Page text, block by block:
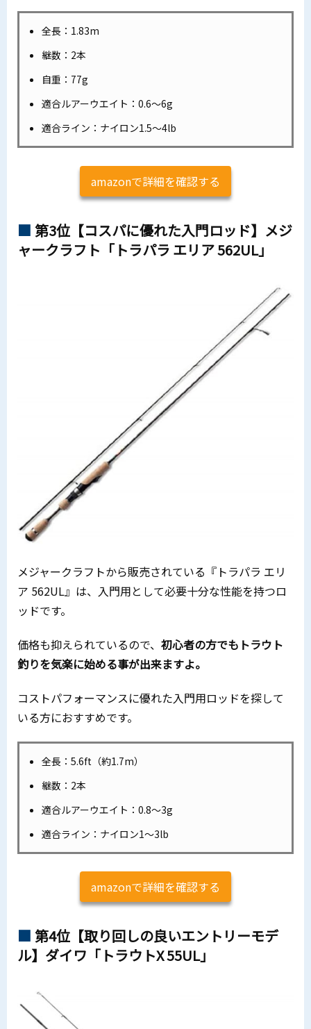
全長：1.83m
継数：2本
自重：77g
適合ルアーウエイト：0.6～6g
適合ライン：ナイロン1.5～4lb
amazonで詳細を確認する
第3位【コスパに優れた入門ロッド】メジ
ャークラフト「トラパラ エリア 562UL」
メジャークラフトから販売されている『トラパラ エリ
ア 562UL』は、入門用として必要十分な性能を持つロ
ッドです。
価格も抑えられているので、 初心者の方でもトラウト
釣りを気楽に始める事が出来ますよ。
コストパフォーマンスに優れた入門用ロッドを探して
いる方におすすめです。
全長：5.6ft（約1.7m）
継数：2本
適合ルアーウエイト：0.8～3g
適合ライン：ナイロン1～3lb
amazonで詳細を確認する
第4位【取り回しの良いエントリーモデ
ル】ダイワ「トラウトX 55UL」